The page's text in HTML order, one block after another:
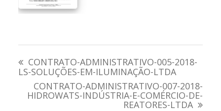
de
Post
CONTRATO-ADMINISTRATIVO-005-2018-
LS-SOLUÇÕES-EM-ILUMINAÇÃO-LTDA
CONTRATO-ADMINISTRATIVO-007-2018-
HIDROWATS-INDÚSTRIA-E-COMÉRCIO-DE-
REATORES-LTDA